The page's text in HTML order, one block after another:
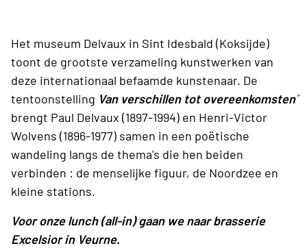
Het museum Delvaux in Sint Idesbald (Koksijde)
toont de grootste verzameling kunstwerken van
deze internationaal befaamde kunstenaar. De
tentoonstelling ´Van verschillen tot overeenkomsten´
brengt Paul Delvaux (1897-1994) en Henri-Victor
Wolvens (1896-1977) samen in een poëtische
wandeling langs de thema's die hen beiden
verbinden : de menselijke figuur, de Noordzee en
kleine stations.
Voor onze lunch (all-in) gaan we naar brasserie
Excelsior in Veurne.